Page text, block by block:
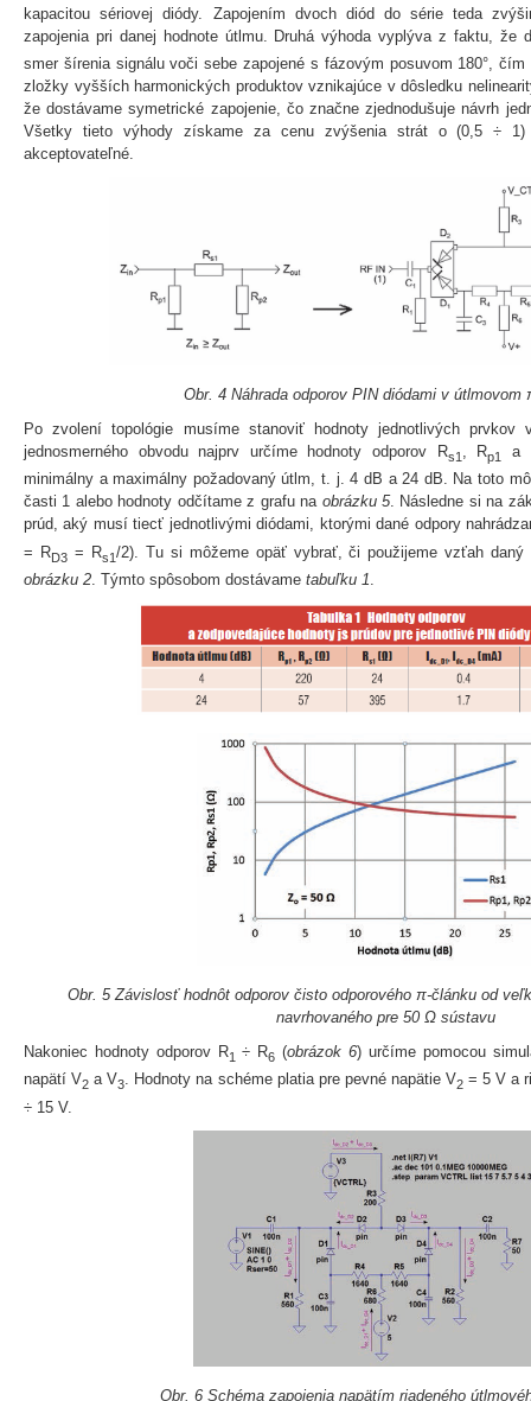
kapacitou sériovej diódy. Zapojením dvoch diód do série teda
zapojenia pri danej hodnote útlmu. Druhá výhoda vyplýva z faktu, že
smer šírenia signálu voči sebe zapojené s fázovým posuvom 180°,
zložky vyšších harmonických produktov vznikajúce v dôsledku
že dostávame symetrické zapojenie, čo značne zjednodušuje návrh
Všetky tieto výhody získame za cenu zvýšenia strát o (0,5 ÷
akceptovateľné.
Obr. 4 Náhrada odporov PIN diódami v útlmovom
Po zvolení topológie musíme stanoviť hodnoty jednotlivých prvkov
jednosmerného obvodu najprv určíme hodnoty odporov Rs1 , Rp1
a
minimálny a maximálny požadovaný útlm, t. j. 4 dB a 24 dB. Na toto
časti 1 alebo hodnoty odčítame z grafu na obrázku 5. Následne si na
prúd, aký musí tiecť jednotlivými diódami, ktorými dané odpory
= RD3= Rs1/2). Tu si môžeme opäť vybrať, či použijeme vzťah daný
obrázku 2. Týmto spôsobom dostávame tabuľku 1.
Obr. 5 Závislosť hodnôt odporov čisto odporového π-článku od
navrhovaného pre 50 Ω sústavu
Nakoniec hodnoty odporov R1 ÷ R6 (obrázok 6) určíme pomocou
napätí V2 a V3. Hodnoty na schéme platia pre pevné napätie V2 = 5 V a
÷ 15 V.
Obr. 6 Schéma zapojenia napätím riadeného